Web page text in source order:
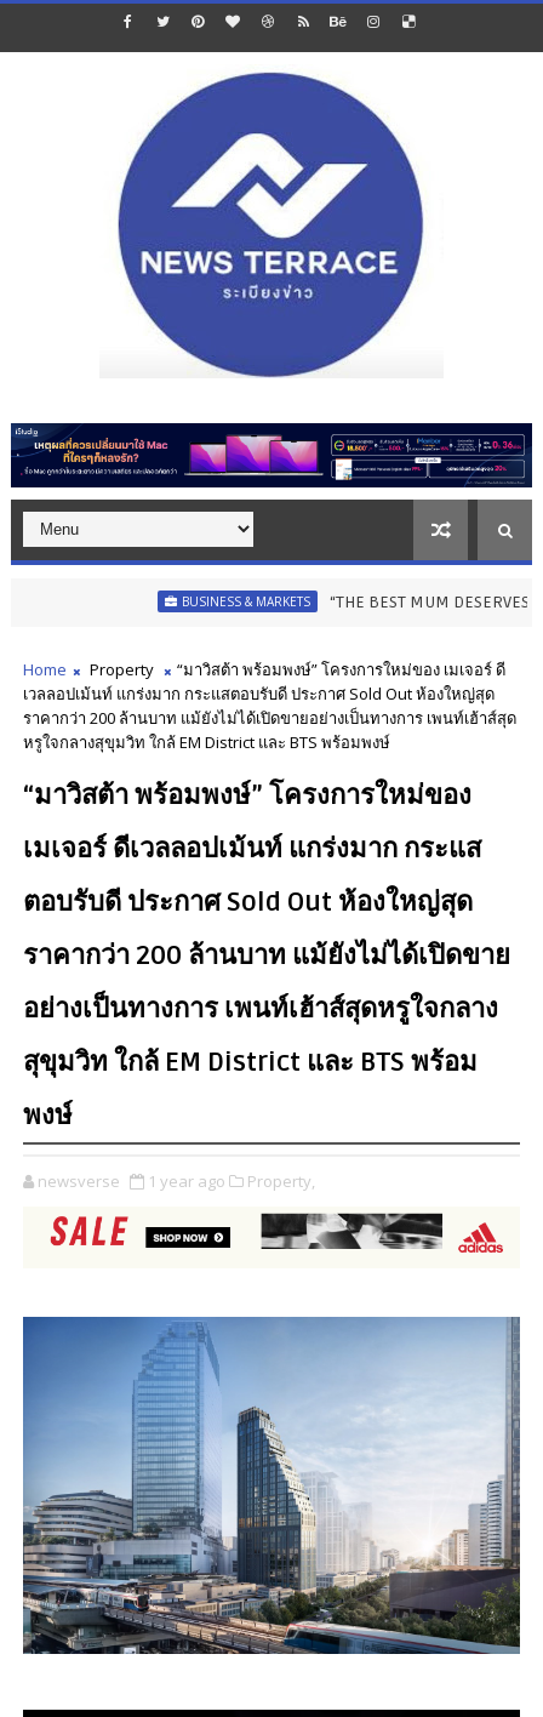
BUSINESS & MARKETS “THE BEST MUM DESERVES THE
Home Property
“มาวิสต้า พร้อมพงษ์” โครงการใหม่ของ เมเจอร์ ดี
เวลลอปเม้นท์ แกร่งมาก กระแสตอบรับดี ประกาศ Sold Out ห้องใหญ่สุด
ราคากว่า 200 ล้านบาท แม้ยังไม่ได้เปิดขายอย่างเป็นทางการ เพนท์เฮ้าส์สุด
หรูใจกลางสุขุมวิท ใกล้ EM District และ BTS พร้อมพงษ์
“มาวิสต้า พร้อมพงษ์” โครงการใหม่ของ
เมเจอร์ ดีเวลลอปเม้นท์ แกร่งมาก กระแส
ตอบรับดี ประกาศ Sold Out ห้องใหญ่สุด
ราคากว่า 200 ล้านบาท แม้ยังไม่ได้เปิดขาย
อย่างเป็นทางการ เพนท์เฮ้าส์สุดหรูใจกลาง
สุขุมวิท ใกล้ EM District และ BTS พร้อม
พงษ์
newsverse 1 year ago Property,